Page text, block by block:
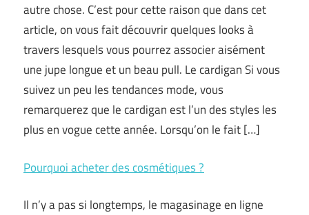
autre chose. C’est pour cette raison que dans cet
article, on vous fait découvrir quelques looks à
travers lesquels vous pourrez associer aisément
une jupe longue et un beau pull. Le cardigan Si vous
suivez un peu les tendances mode, vous
remarquerez que le cardigan est l’un des styles les
plus en vogue cette année. Lorsqu’on le fait […]
Pourquoi acheter des cosmétiques ?
Il n’y a pas si longtemps, le magasinage en ligne